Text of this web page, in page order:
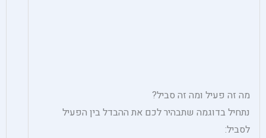
מה זה פעיל ומה זה סביל?
נתחיל בדוגמה שתבהיר לכם את ההבדל בין הפעיל
לסביל: